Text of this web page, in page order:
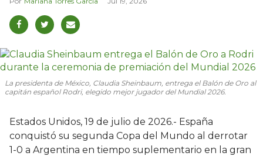
La presidenta de México, Claudia Sheinbaum, entrega el Balón de Oro al
capitán español Rodri, elegido mejor jugador del Mundial 2026.
Estados Unidos, 19 de julio de 2026.- España
conquistó su segunda Copa del Mundo al derrotar
1-0 a Argentina en tiempo suplementario en la gran